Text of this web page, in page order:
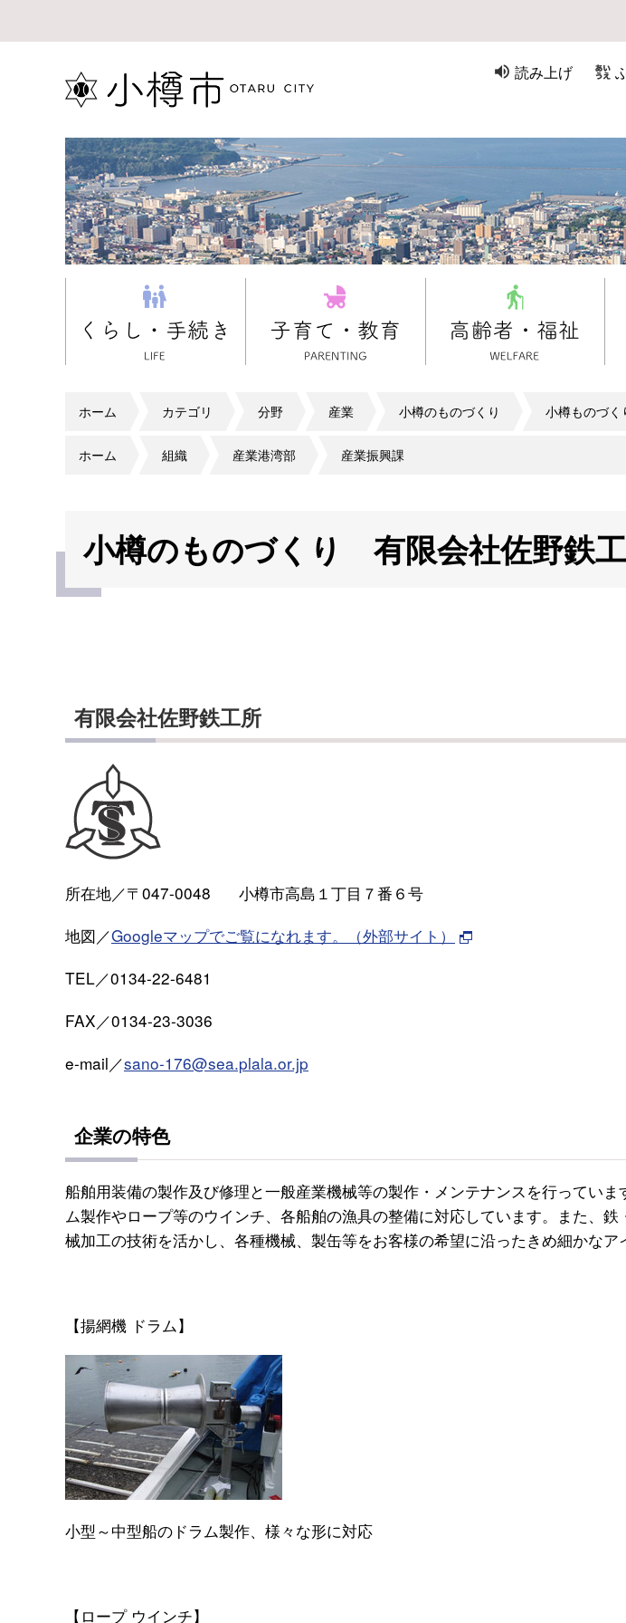
読み上げ
ホーム カテゴリ 分野 産業 小樽のものづくり 小樽ものづ
ホーム 組織 産業港湾部 産業振興課
小樽のものづくり 有限会社佐野鉄
有限会社佐野鉄工所
所在地／〒047-0048
小樽市高島１丁目７番６号
地図／Googleマップでご覧になれます。（外部サイト）
TEL／0134-22-6481
FAX／0134-23-3036
e-mail／sano-176@sea.plala.or.jp
企業の特色
船舶用装備の製作及び修理と一般産業機械等の製作・メンテナンスを行ってい
ム製作やロープ等のウインチ、各船舶の漁具の整備に対応しています。また、
械加工の技術を活かし、各種機械、製缶等をお客様の希望に沿ったきめ細かなア
【揚網機 ドラム】
小型～中型船のドラム製作、様々な形に対応
【ロープ ウインチ】